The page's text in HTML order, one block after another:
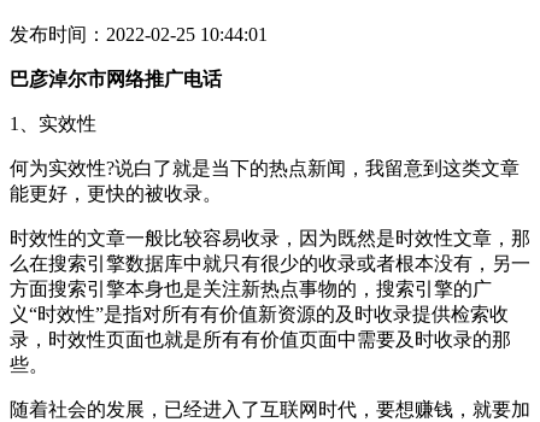
发布时间：2022-02-25 10:44:01
巴彦淖尔市网络推广电话
1、实效性
何为实效性?说白了就是当下的热点新闻，我留意到这类文章
能更好，更快的被收录。
时效性的文章一般比较容易收录，因为既然是时效性文章，那
么在搜索引擎数据库中就只有很少的收录或者根本没有，另一
方面搜索引擎本身也是关注新热点事物的，搜索引擎的广
义“时效性”是指对所有有价值新资源的及时收录提供检索收
录，时效性页面也就是所有有价值页面中需要及时收录的那
些。
随着社会的发展，已经进入了互联网时代，要想赚钱，就要加